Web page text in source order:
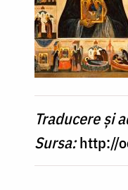
Traducere și
Sursa:http://